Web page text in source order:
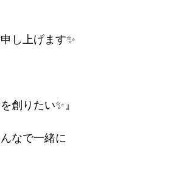
し上げます✨
創りたい✨』
なで一緒に